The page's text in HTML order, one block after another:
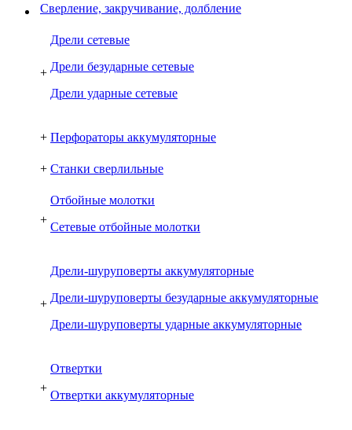
Сверление, закручивание, долбление
+
Дрели сетевые
Дрели безударные сетевые
Дрели ударные сетевые
+ Перфораторы аккумуляторные
+ Станки сверлильные
+
Отбойные молотки
Сетевые отбойные молотки
+
Дрели-шуруповерты аккумуляторные
Дрели-шуруповерты безударные аккумуляторные
Дрели-шуруповерты ударные аккумуляторные
+
Отвертки
Отвертки аккумуляторные